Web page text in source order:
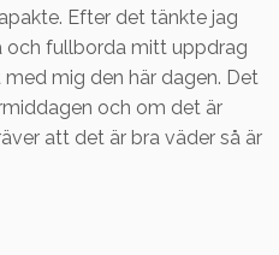
Efter det tänkte jag
fullborda mitt uppdrag
mig den här dagen. Det
och om det är
att det är bra väder så är